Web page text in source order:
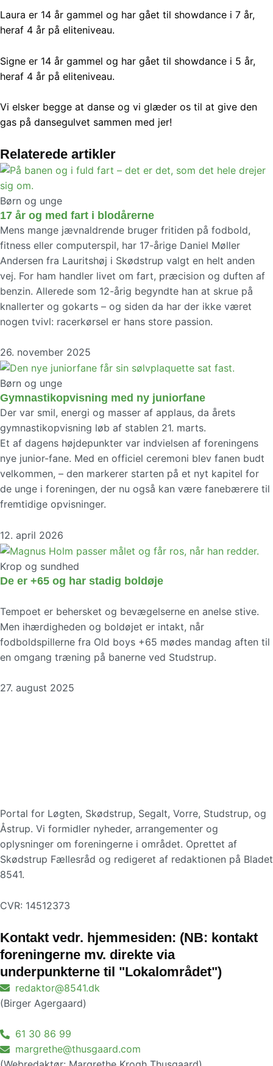
Laura er 14 år gammel og har gået til showdance i 7 år,
heraf 4 år på eliteniveau.
Signe er 14 år gammel og har gået til showdance i 5 år,
heraf 4 år på eliteniveau.
Vi elsker begge at danse og vi glæder os til at give den
gas på dansegulvet sammen med jer!
Relaterede artikler
Børn og unge
17 år og med fart i blodårerne
Mens mange jævnaldrende bruger fritiden på fodbold,
fitness eller computerspil, har 17-årige Daniel Møller
Andersen fra Lauritshøj i Skødstrup valgt en helt anden
vej. For ham handler livet om fart, præcision og duften af
benzin. Allerede som 12-årig begyndte han at skrue på
knallerter og gokarts – og siden da har der ikke været
nogen tvivl: racerkørsel er hans store passion.
26. november 2025
Børn og unge
Gymnastikopvisning med ny juniorfane
Der var smil, energi og masser af applaus, da årets
gymnastikopvisning løb af stablen 21. marts.
Et af dagens højdepunkter var indvielsen af foreningens
nye junior-fane. Med en officiel ceremoni blev fanen budt
velkommen, – den markerer starten på et nyt kapitel for
de unge i foreningen, der nu også kan være fanebærere til
fremtidige opvisninger.
12. april 2026
Krop og sundhed
De er +65 og har stadig boldøje
Tempoet er behersket og bevægelserne en anelse stive.
Men ihærdigheden og boldøjet er intakt, når
fodboldspillerne fra Old boys +65 mødes mandag aften til
en omgang træning på banerne ved Studstrup.
27. august 2025
Portal for Løgten, Skødstrup, Segalt, Vorre, Studstrup, og
Åstrup. Vi formidler nyheder, arrangementer og
oplysninger om foreningerne i området. Oprettet af
Skødstrup Fællesråd og redigeret af redaktionen på Bladet
8541.
CVR: 14512373
Kontakt vedr. hjemmesiden: (NB: kontakt
foreningerne mv. direkte via
underpunkterne til "Lokalområdet")
redaktor@8541.dk
(Birger Agergaard)
61 30 86 99
margrethe@thusgaard.com